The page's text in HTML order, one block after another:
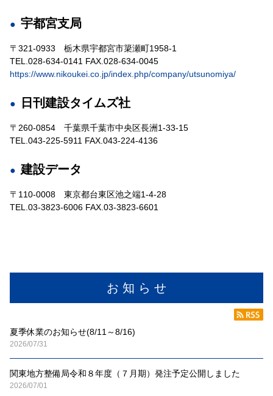
お 知 ら せ
夏季休業のお知らせ(8/11～8/16)
2026/07/31
関東地方整備局令和８年度（７月期）発注予定公開しました
2026/07/01
宇都宮支局
〒321-0933 栃木県宇都宮市簗瀬町1958-1
TEL.028-634-0141 FAX.028-634-0045
https://www.nikoukei.co.jp/index.php/company/utsunomiya/
日刊建設タイムズ社
〒260-0854 千葉県千葉市中央区長洲1-33-15
TEL.043-225-5911 FAX.043-224-4136
建設データ
〒110-0008 東京都台東区池之端1-4-28
TEL.03-3823-6006 FAX.03-3823-6601